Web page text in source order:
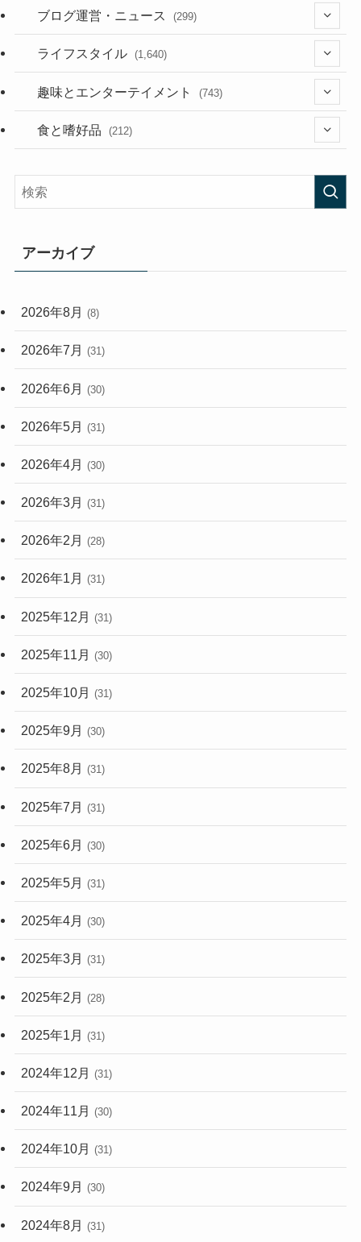
(36)
(187)
ブログ運営・ニュース (299)
(118)
(181)
ライフスタイル (1,640)
(395)
(282)
(33)
(248)
趣味とエンターテイメント (743)
(56)
食と嗜好品 (212)
アーカイブ
2026年8月 (8)
2026年7月 (31)
2026年6月 (30)
2026年5月 (31)
2026年4月 (30)
2026年3月 (31)
2026年2月 (28)
2026年1月 (31)
2025年12月 (31)
2025年11月 (30)
2025年10月 (31)
2025年9月 (30)
2025年8月 (31)
2025年7月 (31)
2025年6月 (30)
2025年5月 (31)
2025年4月 (30)
2025年3月 (31)
2025年2月 (28)
2025年1月 (31)
2024年12月 (31)
2024年11月 (30)
2024年10月 (31)
2024年9月 (30)
2024年8月 (31)